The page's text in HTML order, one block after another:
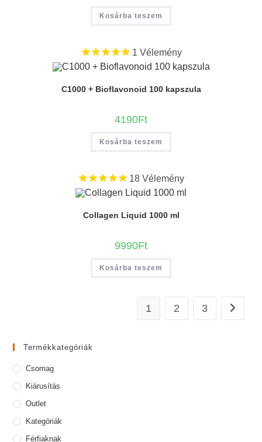
Kosárba teszem
1 Vélemény
C1000 + Bioflavonoid 100 kapszula
4190Ft
Kosárba teszem
18 Vélemény
Collagen Liquid 1000 ml
9990Ft
Kosárba teszem
1 2 3
Termékkategóriák
Csomag
Kiárusítás
Outlet
Kategóriák
Férfiaknak